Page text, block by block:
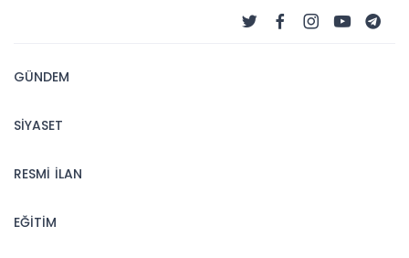
GÜNDEM
SİYASET
RESMİ İLAN
EĞİTİM